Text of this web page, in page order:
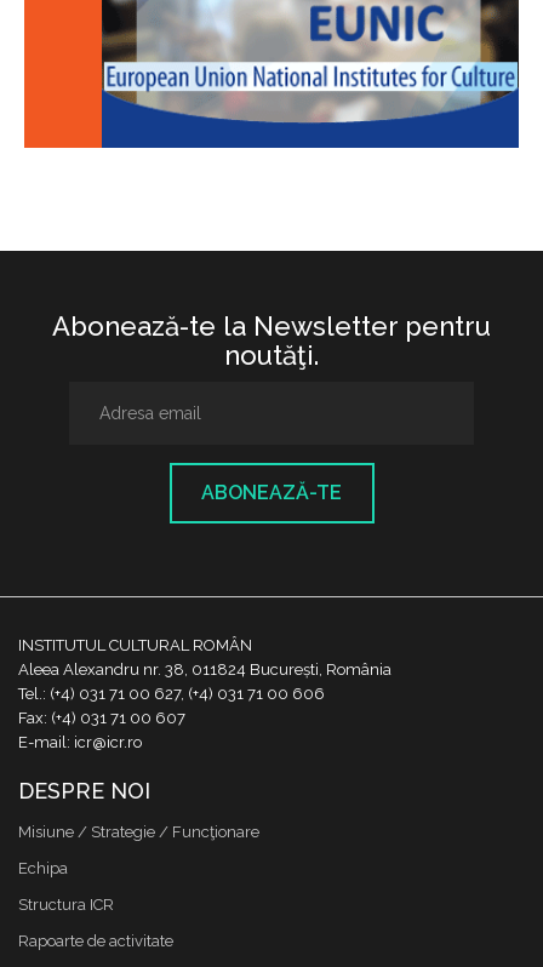
Abonează-te la Newsletter pentru
noutăţi.
ABONEAZĂ-TE
INSTITUTUL CULTURAL ROMÂN
Aleea Alexandru nr. 38, 011824 București, România
Tel.: (+4) 031 71 00 627, (+4) 031 71 00 606
Fax: (+4) 031 71 00 607
E-mail: icr@icr.ro
DESPRE NOI
Misiune / Strategie / Funcţionare
Echipa
Structura ICR
Rapoarte de activitate